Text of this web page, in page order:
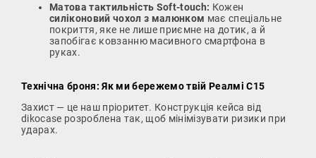
Матова тактильність Soft-touch: Кожен
силіконовий чохол з малюнком має спеціальне
покриття, яке не лише приємне на дотик, а й
запобігає ковзанню масивного смартфона в
руках.
Технічна броня: Як ми бережемо твій Реалмі С15
Захист — це наш пріоритет. Конструкція кейса від
dikocase розроблена так, щоб мінімізувати ризики при
ударах.